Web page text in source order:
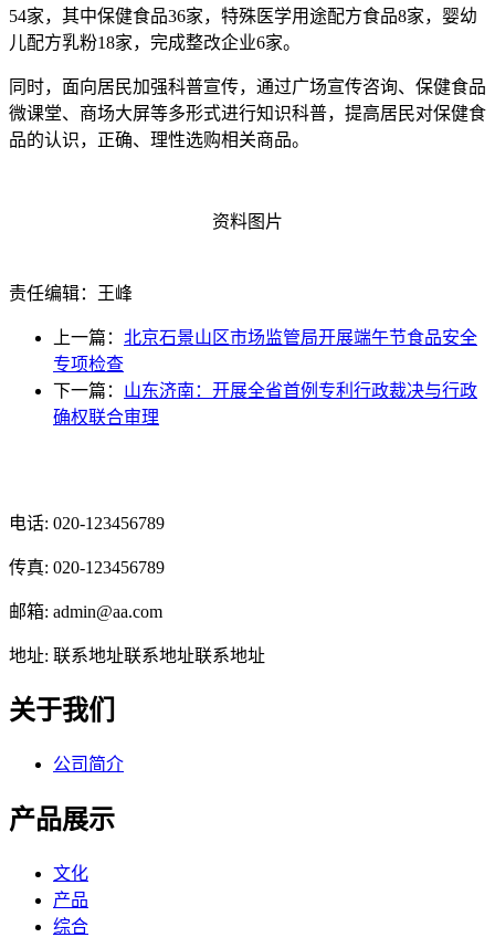
54家，其中保健食品36家，特殊医学用途配方食品8家，婴幼
儿配方乳粉18家，完成整改企业6家。
同时，面向居民加强科普宣传，通过广场宣传咨询、保健食品
微课堂、商场大屏等多形式进行知识科普，提高居民对保健食
品的认识，正确、理性选购相关商品。
资料图片
责任编辑：王峰
上一篇： 北京石景山区市场监管局开展端午节食品安全
专项检查
下一篇： 山东济南：开展全省首例专利行政裁决与行政
确权联合审理
电话: 020-123456789
传真: 020-123456789
邮箱: admin@aa.com
地址: 联系地址联系地址联系地址
关于我们
公司简介
产品展示
文化
产品
综合